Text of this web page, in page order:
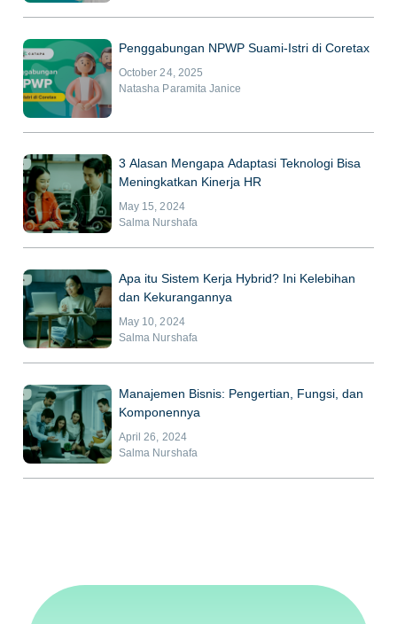
Penggabungan NPWP Suami-Istri di Coretax
October 24, 2025
Natasha Paramita Janice
3 Alasan Mengapa Adaptasi Teknologi Bisa
Meningkatkan Kinerja HR
May 15, 2024
Salma Nurshafa
Apa itu Sistem Kerja Hybrid? Ini Kelebihan
dan Kekurangannya
May 10, 2024
Salma Nurshafa
Manajemen Bisnis: Pengertian, Fungsi, dan
Komponennya
April 26, 2024
Salma Nurshafa